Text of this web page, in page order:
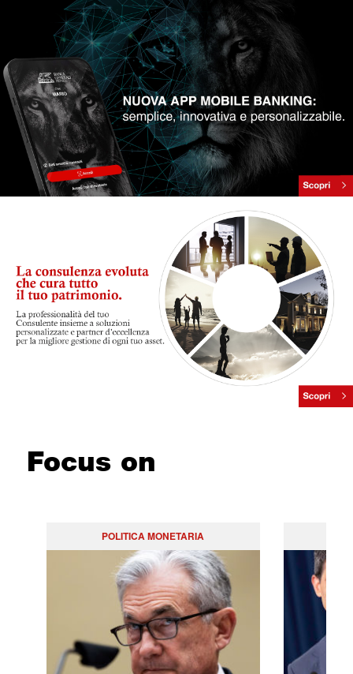
Focus on
POLITICA MONETARIA